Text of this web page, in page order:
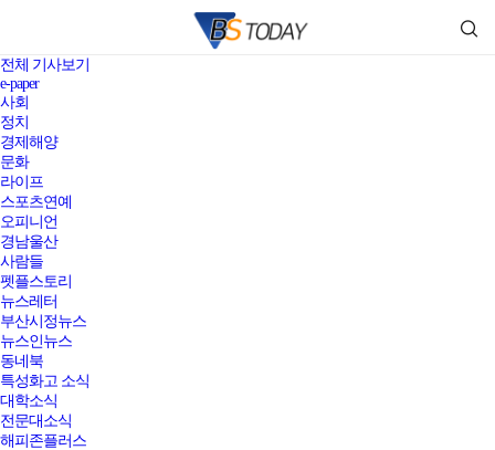
전체 기사보기
e-paper
사회
정치
경제해양
문화
라이프
스포츠연예
오피니언
경남울산
사람들
펫플스토리
뉴스레터
부산시정뉴스
뉴스인뉴스
동네북
특성화고 소식
대학소식
전문대소식
해피존플러스